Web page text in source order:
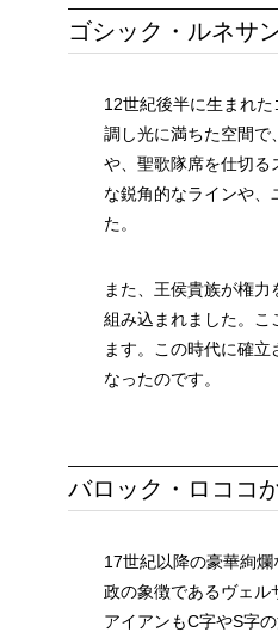
ゴシック・ルネサ
12世紀後半に生まれ
調し光に満ちた空間で
や、聖歌隊席を仕切る
な鋭角的なラインや
た。
また、王侯貴族が権
組み込まれました。こ
ます。この時代に確
なったのです。
バロック・ロココ
17世紀以降の豪華絢
政の象徴であるヴェル
アイアンもC字やS字